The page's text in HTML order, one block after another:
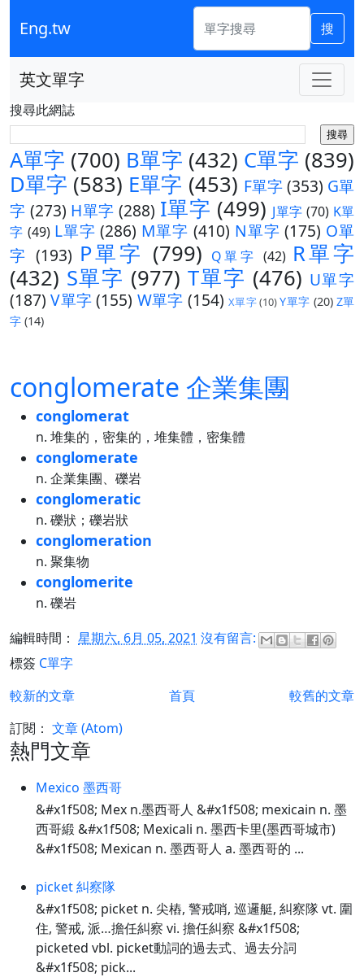
Eng.tw 搜
英文單字
搜尋此網誌
A單字 (700) B單字 (432) C單字 (839)
D單字 (583) E單字 (453) F單字(353) G單
字 (273) H單字 (288) I單字 (499) J單字 (70) K單
字 (49) L單字 (286) M單字 (410) N單字 (175) O單
字 (193) P單字 (799) Q單字 (42) R單字
(432) S單字 (977) T單字 (476) U單字
(187) V單字(155) W單字 (154) X單字(10)Y單字 (20) Z單
字 (14)
conglomerate 企業集團
conglomerat
n. 堆集的，密集的，堆集體，密集體
conglomerate
n. 企業集團、礫岩
conglomeratic
n. 礫狀；礫岩狀
conglomeration
n. 聚集物
conglomerite
n. 礫岩
編輯時間： 星期六, 6月 05, 2021 沒有留言:
標簽 C單字
較新的文章
較舊的文章
首頁
訂閱： 文章 (Atom)
熱門文章
Mexico 墨西哥
&#x1f508; Mex n.墨西哥人 &#x1f508; mexicain n. 墨
西哥緞 &#x1f508; Mexicali n. 墨西卡里(墨西哥城市)
&#x1f508; Mexican n. 墨西哥人 a. 墨西哥的 ...
picket 糾察隊
&#x1f508; picket n. 尖樁, 警戒哨, 巡邏艇, 糾察隊 vt. 圍
住, 警戒, 派…擔任糾察 vi. 擔任糾察 &#x1f508;
picketed vbl. picket動詞的過去式、過去分詞
&#x1f508; pick...